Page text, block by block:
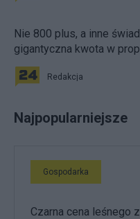
Nie 800 plus, a inne
gigantyczna kwota w
Redakcja
Najpopularniejsze
Gospodarka
Czarna cena leśnego